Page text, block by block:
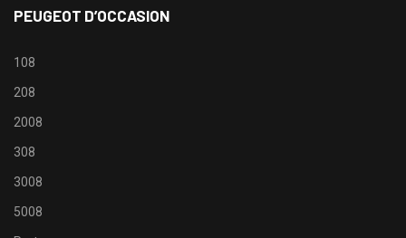
PEUGEOT D’OCCASION
108
208
2008
308
3008
5008